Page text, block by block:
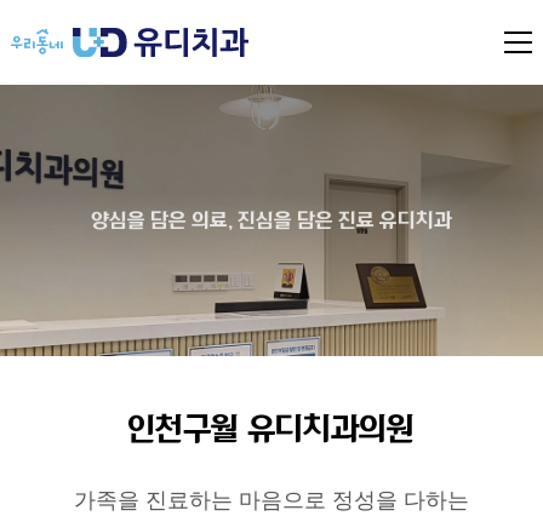
전
메
양심을 담은 의료, 진심을 담은 진료 유디치과
인천구월 유디치과의원
가족을 진료하는 마음으로 정성을 다하는